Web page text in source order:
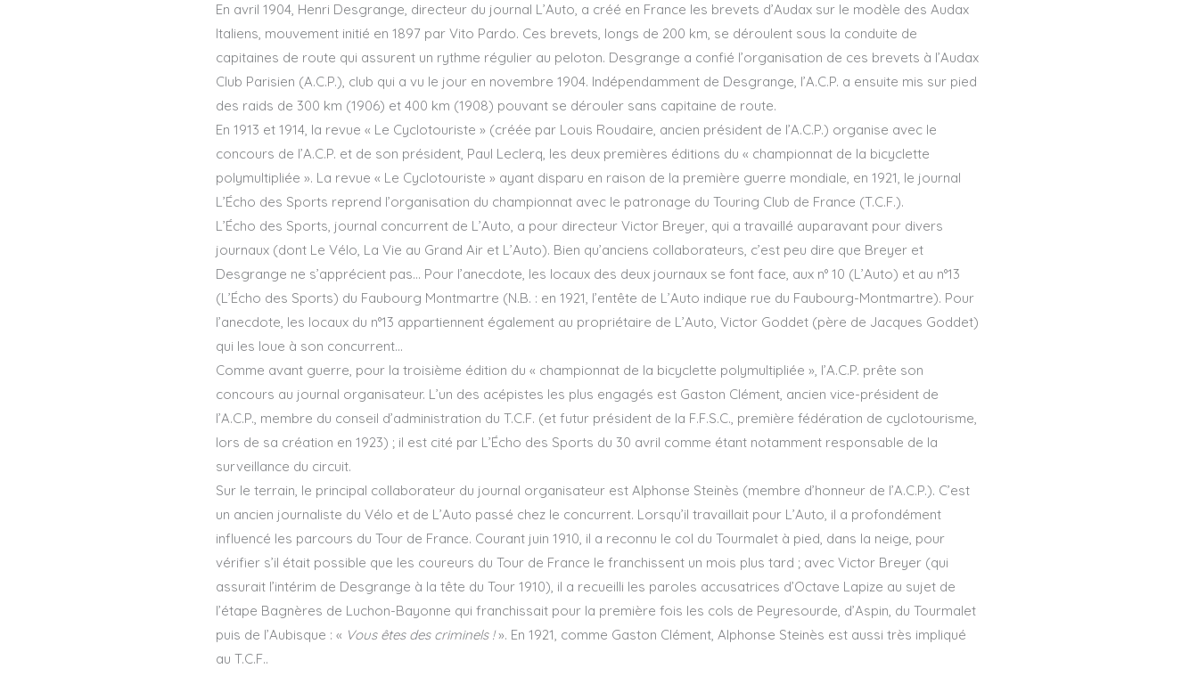
En avril 1904, Henri Desgrange, directeur du journal L’Auto, a créé en France les brevets d’Audax sur le modèle des Audax
Italiens, mouvement initié en 1897 par Vito Pardo. Ces brevets, longs de 200 km, se déroulent sous la conduite de
capitaines de route qui assurent un rythme régulier au peloton. Desgrange a confié l’organisation de ces brevets à l’Audax
Club Parisien (A.C.P.), club qui a vu le jour en novembre 1904. Indépendamment de Desgrange, l’A.C.P. a ensuite mis sur pied
des raids de 300 km (1906) et 400 km (1908) pouvant se dérouler sans capitaine de route.
En 1913 et 1914, la revue « Le Cyclotouriste » (créée par Louis Roudaire, ancien président de l’A.C.P.) organise avec le
concours de l’A.C.P. et de son président, Paul Leclerq, les deux premières éditions du « championnat de la bicyclette
polymultipliée ». La revue « Le Cyclotouriste » ayant disparu en raison de la première guerre mondiale, en 1921, le journal
L’Écho des Sports reprend l’organisation du championnat avec le patronage du Touring Club de France (T.C.F.).
L’Écho des Sports, journal concurrent de L’Auto, a pour directeur Victor Breyer, qui a travaillé auparavant pour divers
journaux (dont Le Vélo, La Vie au Grand Air et L’Auto). Bien qu’anciens collaborateurs, c’est peu dire que Breyer et
Desgrange ne s’apprécient pas… Pour l’anecdote, les locaux des deux journaux se font face, aux n° 10 (L’Auto) et au n°13
(L’Écho des Sports) du Faubourg Montmartre (N.B. : en 1921, l’entête de L’Auto indique rue du Faubourg-Montmartre). Pour
l’anecdote, les locaux du n°13 appartiennent également au propriétaire de L’Auto, Victor Goddet (père de Jacques Goddet)
qui les loue à son concurrent…
Comme avant guerre, pour la troisième édition du « championnat de la bicyclette polymultipliée », l’A.C.P. prête son
concours au journal organisateur. L’un des acépistes les plus engagés est Gaston Clément, ancien vice-président de
l’A.C.P., membre du conseil d’administration du T.C.F. (et futur président de la F.F.S.C., première fédération de cyclotourisme,
lors de sa création en 1923) ; il est cité par L’Écho des Sports du 30 avril comme étant notamment responsable de la
surveillance du circuit.
Sur le terrain, le principal collaborateur du journal organisateur est Alphonse Steinès (membre d’honneur de l’A.C.P.). C’est
un ancien journaliste du Vélo et de L’Auto passé chez le concurrent. Lorsqu’il travaillait pour L’Auto, il a profondément
influencé les parcours du Tour de France. Courant juin 1910, il a reconnu le col du Tourmalet à pied, dans la neige, pour
vérifier s’il était possible que les coureurs du Tour de France le franchissent un mois plus tard ; avec Victor Breyer (qui
assurait l’intérim de Desgrange à la tête du Tour 1910), il a recueilli les paroles accusatrices d’Octave Lapize au sujet de
l’étape Bagnères de Luchon-Bayonne qui franchissait pour la première fois les cols de Peyresourde, d’Aspin, du Tourmalet
puis de l’Aubisque : « Vous êtes des criminels !». En 1921, comme Gaston Clément, Alphonse Steinès est aussi très impliqué
au T.C.F..